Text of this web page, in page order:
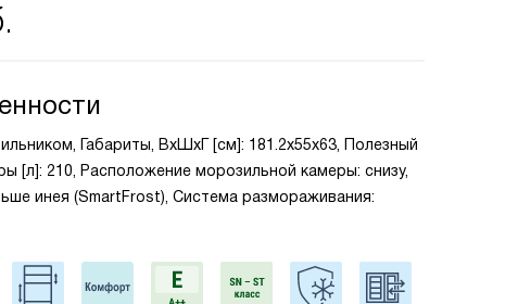
Габариты, ВxШxГ [см]: 181.2x55x63, Полезный
[л]: 210, Расположение морозильной камеры: снизу,
инея (SmartFrost), Система размораживания: